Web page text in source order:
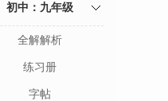
初中：九年级
全解解析
练习册
字帖